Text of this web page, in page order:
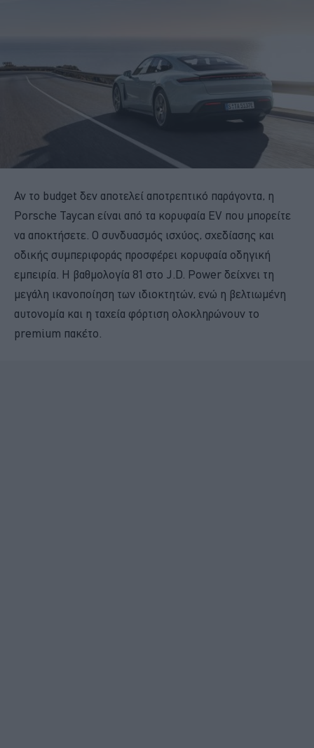
Αν το budget δεν αποτελεί αποτρεπτικό παράγοντα, η
Porsche Taycan είναι από τα κορυφαία EV που μπορείτε
να αποκτήσετε. Ο συνδυασμός ισχύος, σχεδίασης και
οδικής συμπεριφοράς προσφέρει κορυφαία οδηγική
εμπειρία. Η βαθμολογία 81 στο J.D. Power δείχνει τη
μεγάλη ικανοποίηση των ιδιοκτητών, ενώ η βελτιωμένη
αυτονομία και η ταχεία φόρτιση ολοκληρώνουν το
premium πακέτο.